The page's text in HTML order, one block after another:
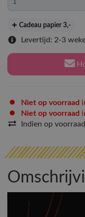
Cadeau papier 3,-
Levertijd: 2-3
Niet op voorraad
Niet op voorraad
Indien op voorraad